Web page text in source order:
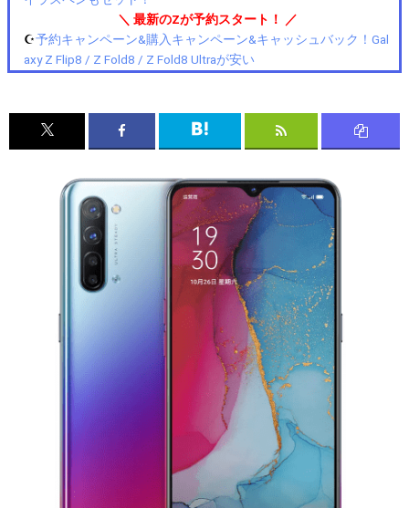
＼ 最新のZが予約スタート！ ／
☪️予約キャンペーン&購入キャンペーン&キャッシュバック！Gal
axy Z Flip8 / Z Fold8 / Z Fold8 Ultraが安い